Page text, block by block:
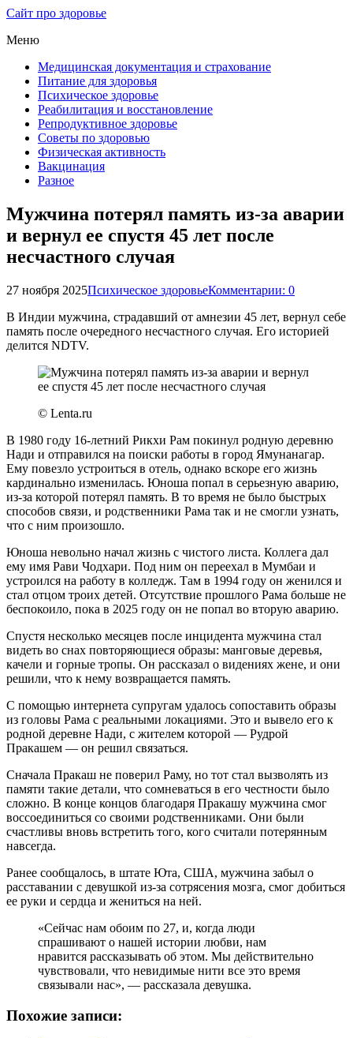
Сайт про здоровье
Меню
Медицинская документация и страхование
Питание для здоровья
Психическое здоровье
Реабилитация и восстановление
Репродуктивное здоровье
Советы по здоровью
Физическая активность
Вакцинация
Разное
Мужчина потерял память из-за аварии
и вернул ее спустя 45 лет после
несчастного случая
27 ноября 2025Психическое здоровьеКомментарии: 0
В Индии мужчина, страдавший от амнезии 45 лет, вернул себе
память после очередного несчастного случая. Его историей
делится NDTV.
© Lenta.ru
В 1980 году 16-летний Рикхи Рам покинул родную деревню
Нади и отправился на поиски работы в город Ямунанагар.
Ему повезло устроиться в отель, однако вскоре его жизнь
кардинально изменилась. Юноша попал в серьезную аварию,
из-за которой потерял память. В то время не было быстрых
способов связи, и родственники Рама так и не смогли узнать,
что с ним произошло.
Юноша невольно начал жизнь с чистого листа. Коллега дал
ему имя Рави Чодхари. Под ним он переехал в Мумбаи и
устроился на работу в колледж. Там в 1994 году он женился и
стал отцом троих детей. Отсутствие прошлого Рама больше не
беспокоило, пока в 2025 году он не попал во вторую аварию.
Спустя несколько месяцев после инцидента мужчина стал
видеть во снах повторяющиеся образы: манговые деревья,
качели и горные тропы. Он рассказал о видениях жене, и они
решили, что к нему возвращается память.
С помощью интернета супругам удалось сопоставить образы
из головы Рама с реальными локациями. Это и вывело его к
родной деревне Нади, с жителем которой — Рудрой
Пракашем — он решил связаться.
Сначала Пракаш не поверил Раму, но тот стал вызволять из
памяти такие детали, что сомневаться в его честности было
сложно. В конце концов благодаря Пракашу мужчина смог
воссоединиться со своими родственниками. Они были
счастливы вновь встретить того, кого считали потерянным
навсегда.
Ранее сообщалось, в штате Юта, США, мужчина забыл о
расставании с девушкой из-за сотрясения мозга, смог добиться
ее руки и сердца и жениться на ней.
«Сейчас нам обоим по 27, и, когда люди
спрашивают о нашей истории любви, нам
нравится рассказывать об этом. Мы действительно
чувствовали, что невидимые нити все это время
связывали нас», — рассказала девушка.
Похожие записи: